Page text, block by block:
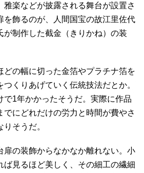
楽などが披露される舞台が設置さ
を飾るのが、人間国宝の故江里佐代
制作した截金（きりかね）の装
の幅に切った金箔やプラチナ箔を
くりあげていく伝統技法だとか。
で1年かかったそうだ。実際に作品
でにどれだけの労力と時間が費やさ
そうだ。
の装飾からなかなか離れない。小
ば見るほど美しく、その細工の繊細